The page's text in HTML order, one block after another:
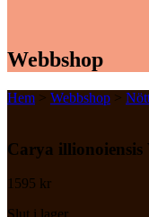
Webbshop
Hem > Webbshop >
Carya illionoiensis
1595 kr